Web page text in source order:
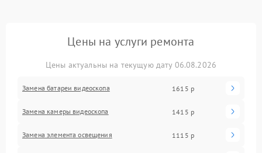
Цены на услуги ремонта
Цены актуальны на текущую дату 06.08.2026
Замена батареи видеоскопа 1615 р
Замена камеры видеоскопа 1415 р
Замена элемента освещения 1115 р